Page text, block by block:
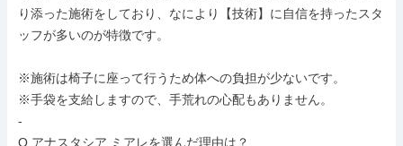
り添った施術をしており、なにより【技術】に自信を持ったスタ
ッフが多いのが特徴です。
※施術は椅子に座って行うため体への負担が少ないです。
※手袋を支給しますので、手荒れの心配もありません。
-
Q.アナスタシア ミアレを選んだ理由は？